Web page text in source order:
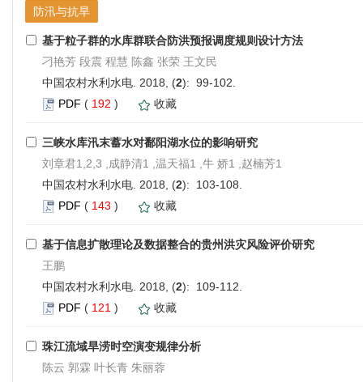
防汛与抗旱
基于粒子群的水库群联合防洪预报调度规则设计方法
刁艳芳 段震 程慧 陈鑫 张荣 王文民
中国农村水利水电. 2018, (2): 99-102.
PDF ( 192 ) 收藏
三峡水库汛末蓄水对鄱阳湖水位的影响研究
刘章君1,2,3 ,成静清1 ,温天福1 ,牛 娇1 ,赵楠芳1
中国农村水利水电. 2018, (2): 103-108.
PDF ( 143 ) 收藏
基于信息扩散理论及数据整合的贵州洪灾风险评价研究
王鹏
中国农村水利水电. 2018, (2): 109-112.
PDF ( 121 ) 收藏
珠江流域旱涝时空演变规律分析
陈云 郭霖 叶长青 朱丽蓉